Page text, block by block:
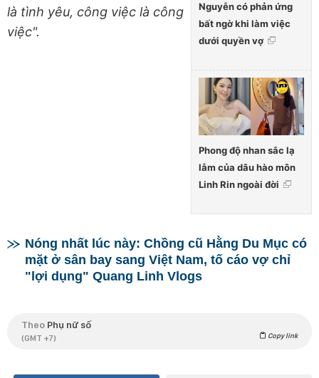
Nguyễn có phản ứng
bất ngờ khi làm việc
dưới quyền vợ
Phong độ nhan sắc lạ
lẫm của dâu hào môn
Linh Rin ngoài đời
là tình yêu, công việc là công
việc".
Nóng nhất lúc này: Chồng cũ Hằng Du Mục có
mặt ở sân bay sang Việt Nam, tố cáo vợ chỉ
"lợi dụng" Quang Linh Vlogs
Theo Phụ nữ số
(GMT +7) Copy link